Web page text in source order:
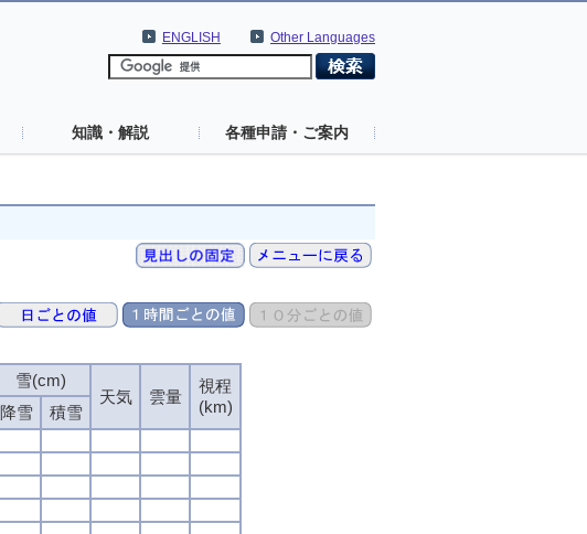
Other Languages
ENGLISH
知識・解説 各種申請・ご案内
雪(cm)
天気
雲量
視程
(km)
降雪
積雪